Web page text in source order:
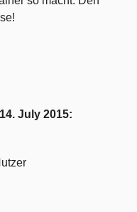
July 2015: